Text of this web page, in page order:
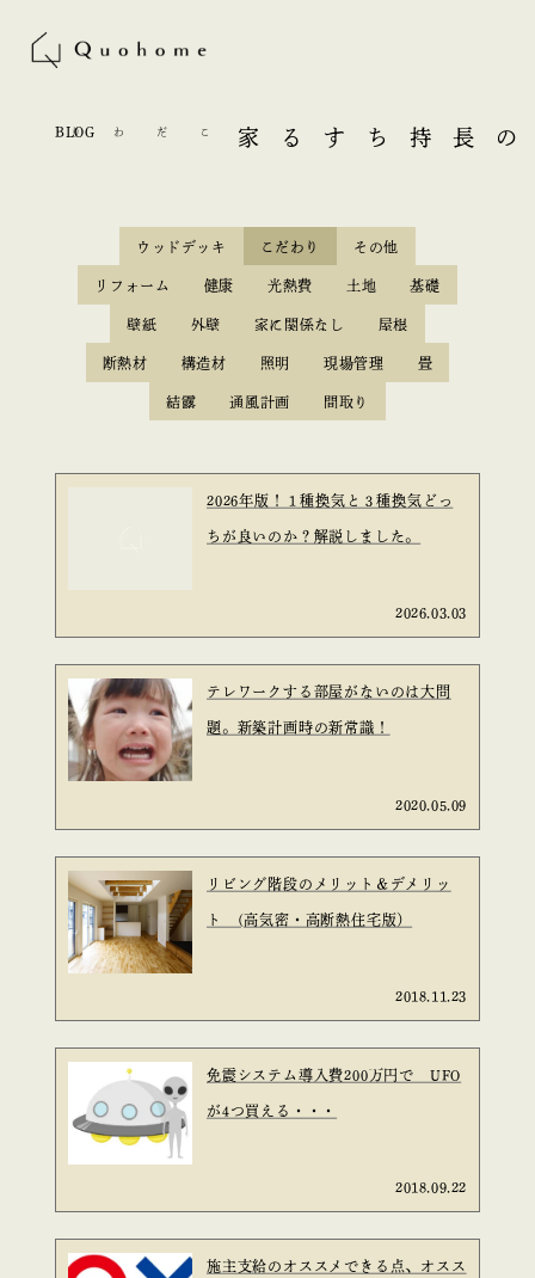
BLOG 英仁の
長持ちする家
こだわり
ウッドデッキ こだわり その他
リフォーム 健康 光熱費 土地 基礎
壁紙 外壁 家に関係なし 屋根
断熱材 構造材 照明 現場管理 畳
結露 通風計画 間取り
2026年版！１種換気と３種換気どっ
ちが良いのか？解説しました。
2026.03.03
テレワークする部屋がないのは大問
題。新築計画時の新常識！
2020.05.09
リビング階段のメリット＆デメリッ
ト (高気密・高断熱住宅版）
2018.11.23
免震システム導入費200万円で UFO
が4つ買える・・・
2018.09.22
施主支給のオススメできる点、オスス